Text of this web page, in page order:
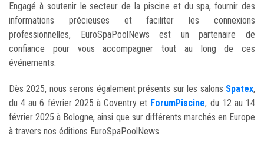
Engagé à soutenir le secteur de la piscine et du spa, fournir des
informations précieuses et faciliter les connexions
professionnelles, EuroSpaPoolNews est un partenaire de
confiance pour vous accompagner tout au long de ces
événements.
Dès 2025, nous serons également présents sur les salons Spatex,
du 4 au 6 février 2025 à Coventry et ForumPiscine, du 12 au 14
février 2025 à Bologne, ainsi que sur différents marchés en Europe
à travers nos éditions EuroSpaPoolNews.